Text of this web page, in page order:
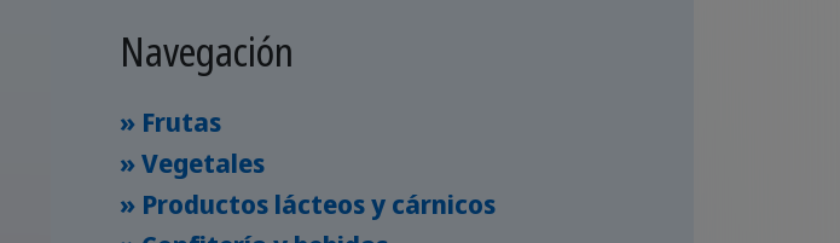
Navegación
» Frutas
» Vegetales
» Productos lácteos y cárnicos